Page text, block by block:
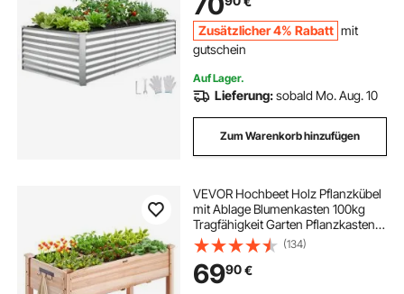
Gemüse, Silber
Zusätzlicher 4% Rabatt mit
gutschein
Auf Lager.
Lieferung:sobald Mo. Aug. 10
Zum Warenkorb hinzufügen
VEVOR Hochbeet Holz Pflanzkübel
mit Ablage Blumenkasten 100kg
Tragfähigkeit Garten Pflanzkasten
Terrassen Gemüsebeet Gartenbeet
Pflanzbeet 120x58x76cm ideal für
den Anbau von Gemüse Obst
Kräutern
(134)
6990€